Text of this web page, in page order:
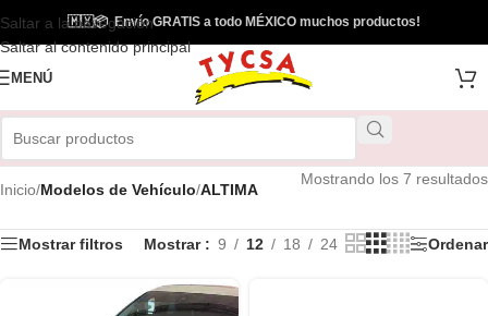
Saltar a la navegación
Saltar al contenido principal
🇲🇽📦Envío GRATIS a todo MÉXICO muchos productos!
MENÚ
Inicio/Modelos de Vehículo/ALTIMA
Mostrando los 7 resultados
Mostrar filtros Mostrar 9 12 18 24 Ordenar